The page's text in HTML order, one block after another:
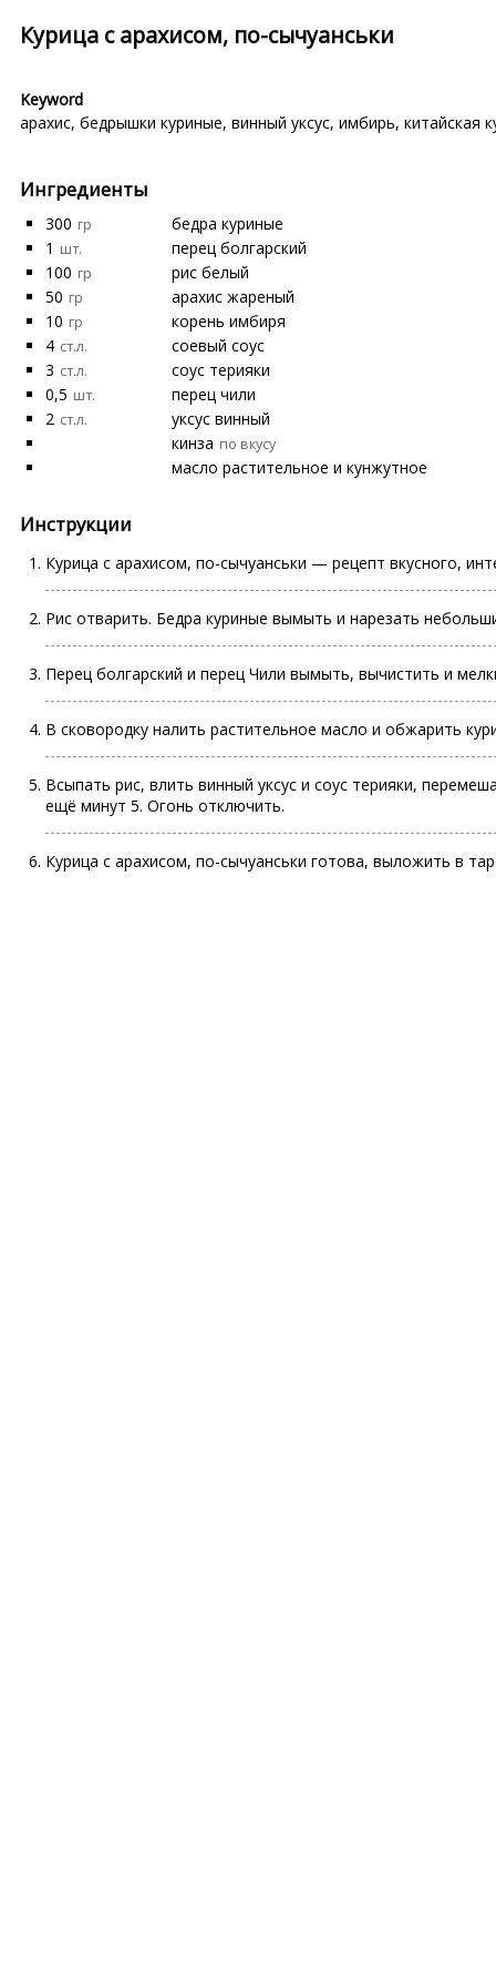
Курица с арахисом, по-сычуанськи
Keyword
арахис, бедрышки куриные, винный уксус, имбирь, китайская
Ингредиенты
300 гр
бедра куриные
1 шт.
перец болгарский
100 гр
рис белый
50 гр
арахис жареный
10 гр
корень имбиря
4 ст.л.
соевый соус
3 ст.л.
соус терияки
0,5 шт.
перец чили
2 ст.л.
уксус винный
кинза по вкусу
масло растительное и кунжутное
Инструкции
Курица с арахисом, по-сычуанськи — рецепт вкусного,
Рис отварить. Бедра куриные вымыть и нарезать
Перец болгарский и перец Чили вымыть, вычистить и
В сковородку налить растительное масло и обжарить
Всыпать рис, влить винный уксус и соус терияки,
ещё минут 5. Огонь отключить.
Курица с арахисом, по-сычуанськи готова, выложить в